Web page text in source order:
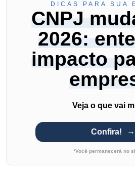
DICAS PARA SUA
CNPJ
2026:
impacto
Veja o que vai
Confira!
*Você permanecerá no